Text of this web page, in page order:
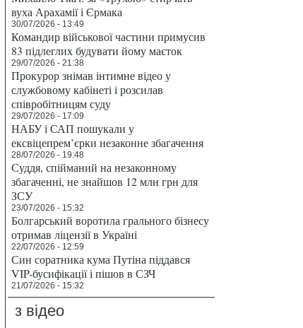
вуха Арахамії і Єрмака
30/07/2026 - 13:49
Командир військової частини примусив
83 підлеглих будувати йому маєток
29/07/2026 - 21:38
Прокурор знімав інтимне відео у
службовому кабінеті і розсилав
співробітницям суду
29/07/2026 - 17:09
НАБУ і САП пошукали у
ексвіцепрем’єрки незаконне збагачення
28/07/2026 - 19:48
Суддя, спійманий на незаконному
збагаченні, не знайшов 12 млн грн для
ЗСУ
23/07/2026 - 15:32
Болгарський воротила грального бізнесу
отримав ліцензії в Україні
22/07/2026 - 12:59
Син соратника кума Путіна піддався
VIP-бусифікації і пішов в СЗЧ
21/07/2026 - 15:32
з відео